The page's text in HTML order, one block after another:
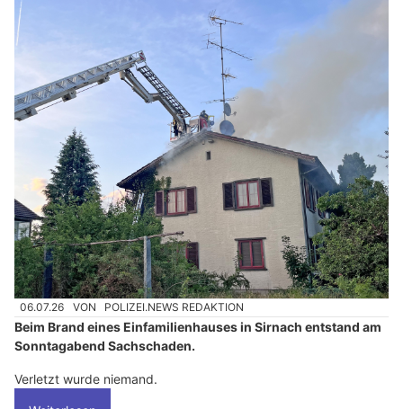
06.07.26 VON POLIZEI.NEWS REDAKTION
Beim Brand eines Einfamilienhauses in Sirnach entstand am
Sonntagabend Sachschaden.
Verletzt wurde niemand.